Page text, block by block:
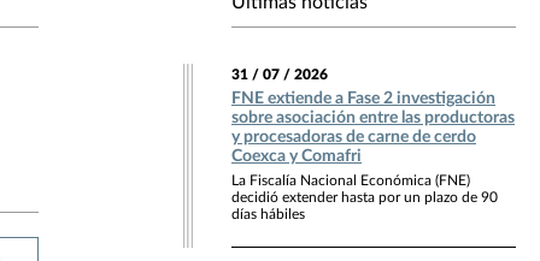
31 / 07 / 2026
FNE extiende a Fase 2 investigación
sobre asociación entre las productoras
y procesadoras de carne de cerdo
Coexca y Comafri
La Fiscalía Nacional Económica (FNE)
decidió extender hasta por un plazo de 90
días hábiles